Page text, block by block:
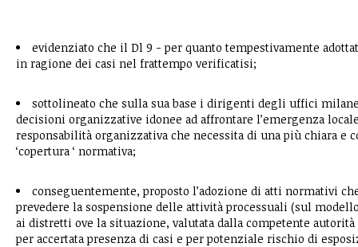
evidenziato che il Dl 9 - per quanto tempestivamente
in ragione dei casi nel frattempo verificatisi;
sottolineato che sulla sua base i dirigenti degli uffici
decisioni organizzative idonee ad affrontare l’emergenza
responsabilità organizzativa che necessita di una più chiara e
‘copertura ‘ normativa;
conseguentemente, proposto l’adozione di atti normativi
prevedere la sospensione delle attività processuali (sul
ai distretti ove la situazione, valutata dalla competente
per accertata presenza di casi e per potenziale rischio di